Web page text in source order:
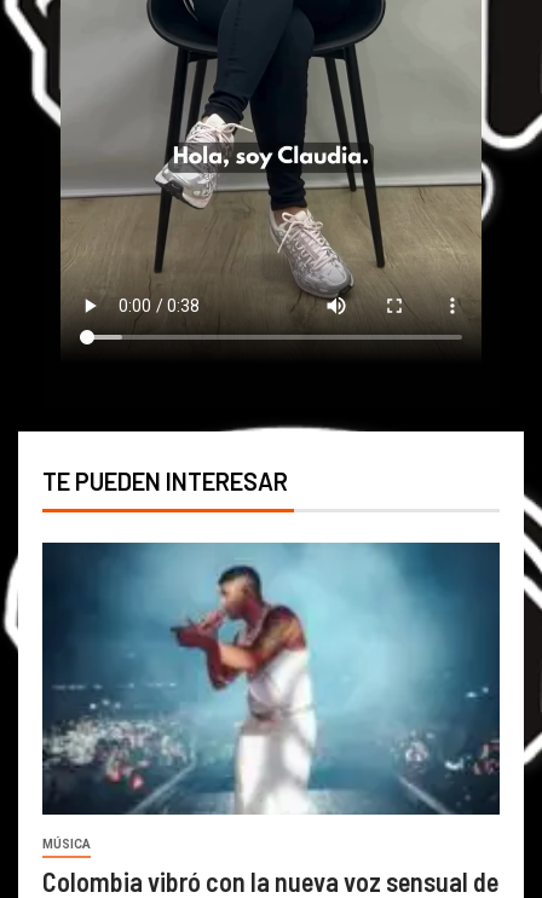
TE PUEDEN INTERESAR
MÚSICA
Colombia vibró con la nueva voz sensual de